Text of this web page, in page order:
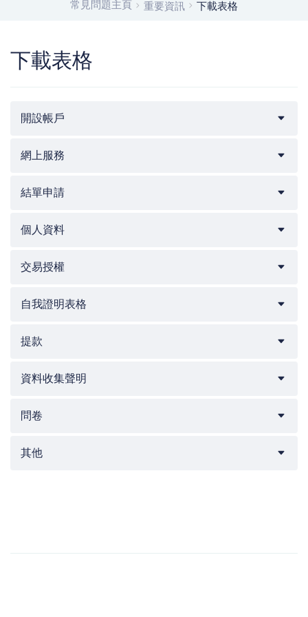
常見問題主頁 重要資訊 下載表格
下載表格
開設帳戶
網上服務
結單申請
個人資料
交易授權
自我證明表格
提款
資料收集聲明
問卷
其他